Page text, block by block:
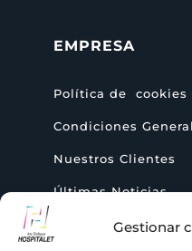
Gestionar
EMPRESA
Política de cookies
Condiciones
Nuestros Clientes
Últimas Noticias